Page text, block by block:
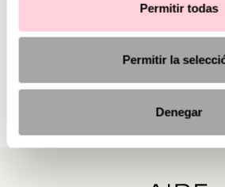
Permitir todas
Permitir la
Denegar